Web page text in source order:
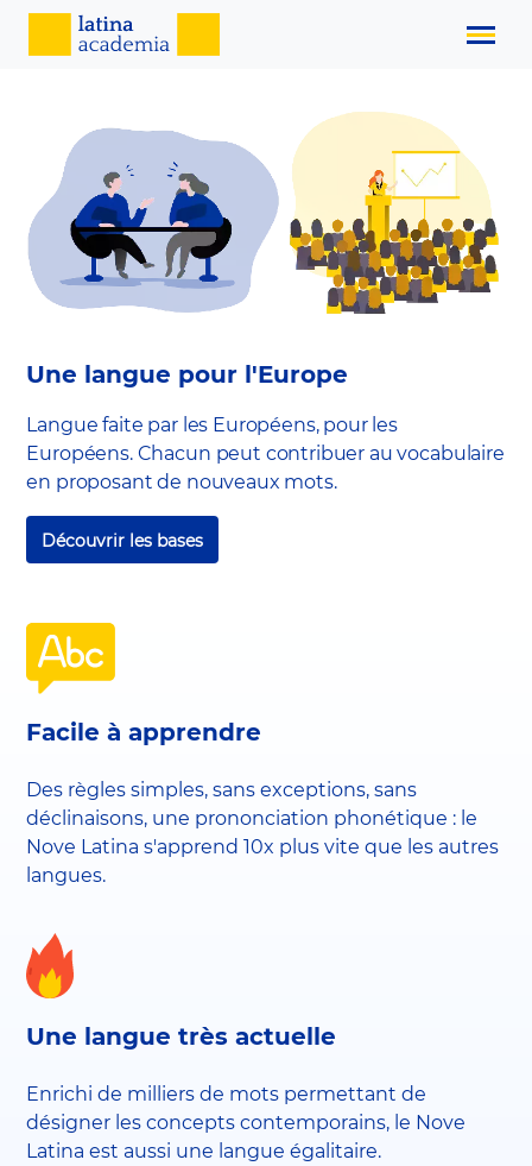
Une langue pour l'Europe
Langue faite par les Européens, pour les
Européens. Chacun peut contribuer au vocabulaire
en proposant de nouveaux mots.
Découvrir les bases
Facile à apprendre
Des règles simples, sans exceptions, sans
déclinaisons, une prononciation phonétique : le
Nove Latina s'apprend 10x plus vite que les autres
langues.
Une langue très actuelle
Enrichi de milliers de mots permettant de
désigner les concepts contemporains, le Nove
Latina est aussi une langue égalitaire.